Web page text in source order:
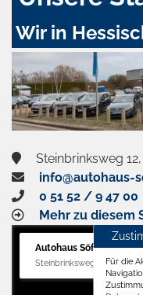
Wir in
Steinbrinksweg
info@autohaus-
0 51 52 / 9 47 00
Mehr zu diesem
Autohaus Söffker GmbH
Steinbrinksweg 12, 31840
Für die